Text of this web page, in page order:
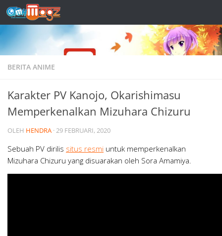
Skip to content
BERITA ANIME
Karakter PV Kanojo, Okarishimasu
Memperkenalkan Mizuhara Chizuru
OLEH HENDRA ·29 FEBRUARI, 2020
Sebuah PV dirilis situs resmi untuk memperkenalkan
Mizuhara Chizuru yang disuarakan oleh Sora Amamiya.